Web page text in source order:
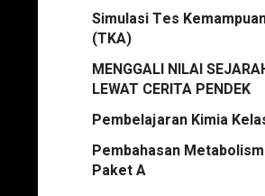
Simulasi Tes
(TKA)
MENGGALI NILAI
LEWAT CERITA PENDEK
Pembelajaran Kimia
Pembahasan
Paket A